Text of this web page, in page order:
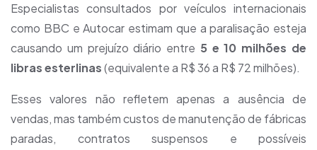
Especialistas consultados por veículos internacionais
como BBC e Autocar estimam que a paralisação esteja
causando um prejuízo diário entre 5 e 10 milhões de
libras esterlinas(equivalente a R$ 36 a R$ 72 milhões).
Esses valores não refletem apenas a ausência de
vendas, mas também custos de manutenção de fábricas
paradas, contratos suspensos e possíveis